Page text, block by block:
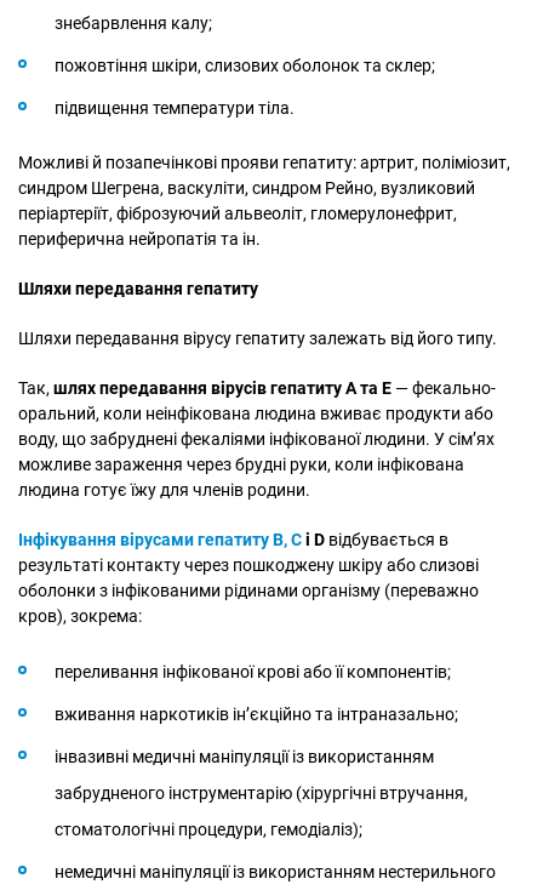
знебарвлення калу;
пожовтіння шкіри, слизових оболонок та склер;
підвищення температури тіла.
Можливі й позапечінкові прояви гепатиту: артрит, поліміозит,
синдром Шегрена, васкуліти, синдром Рейно, вузликовий
періартеріїт, фіброзуючий альвеоліт, гломерулонефрит,
периферична нейропатія та ін.
Шляхи передавання гепатиту
Шляхи передавання вірусу гепатиту залежать від його типу.
Так, шлях передавання вірусів гепатиту А та Е — фекально-
оральний, коли неінфікована людина вживає продукти або
воду, що забруднені фекаліями інфікованої людини. У сім’ях
можливе зараження через брудні руки, коли інфікована
людина готує їжу для членів родини.
Інфікування вірусами гепатиту В, Сі D відбувається в
результаті контакту через пошкоджену шкіру або слизові
оболонки з інфікованими рідинами організму (переважно
кров), зокрема:
переливання інфікованої крові або її компонентів;
вживання наркотиків ін’єкційно та інтраназально;
інвазивні медичні маніпуляції із використанням
забрудненого інструментарію (хірургічні втручання,
стоматологічні процедури, гемодіаліз);
немедичні маніпуляції із використанням нестерильного